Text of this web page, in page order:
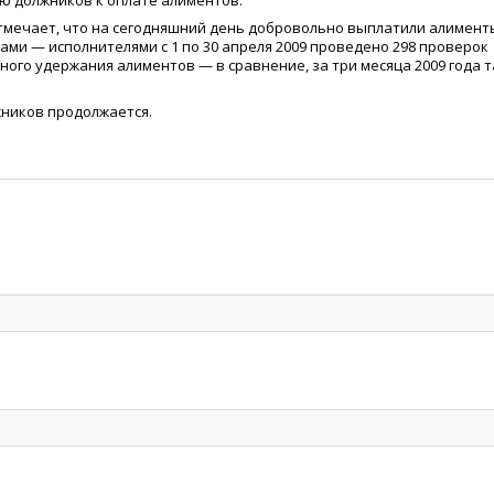
что на сегодняшний день добровольно выплатили
— исполнителями с 1 по 30 апреля 2009 проведено 298 проверок
удержания алиментов — в сравнение, за три месяца 2009 года
продолжается.